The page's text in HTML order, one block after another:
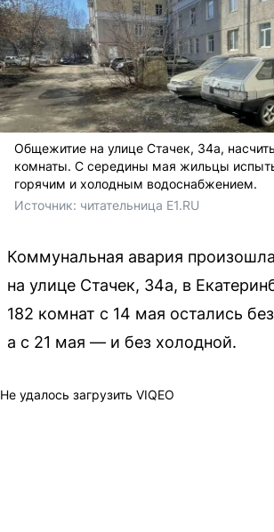
Общежитие на улице Стачек, 34а,
комнаты. С середины мая жильцы
горячим и холодным водоснабжением.
Источник: читательница E1.RU
Коммунальная авария
на улице Стачек, 34а, в
182 комнат с 14 мая остались
а с 21 мая — и без холодной.
Не удалось загрузить VIQEO